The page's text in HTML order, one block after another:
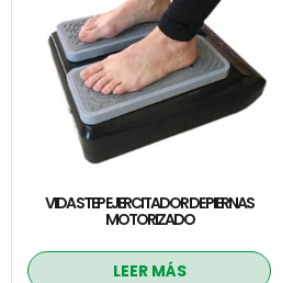
VIDA STEP EJERCITADOR DE PIERNAS
MOTORIZADO
LEER MÁS